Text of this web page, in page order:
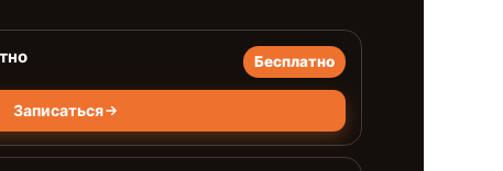
Бесплатно
Записаться